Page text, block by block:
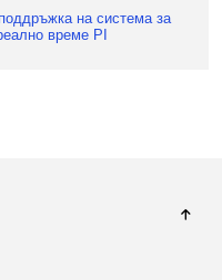
на система за
време PI